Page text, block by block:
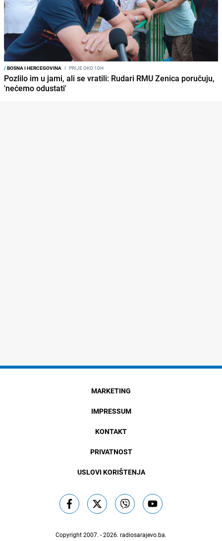
/BOSNA I HERCEGOVINA I PRIJE OKO 10H
Pozlilo im u jami, ali se vratili: Rudari RMU Zenica poručuju,
'nećemo odustati'
MARKETING
IMPRESSUM
KONTAKT
PRIVATNOST
USLOVI KORIŠTENJA
Copyright 2007. - 2026. radiosarajevo.ba.